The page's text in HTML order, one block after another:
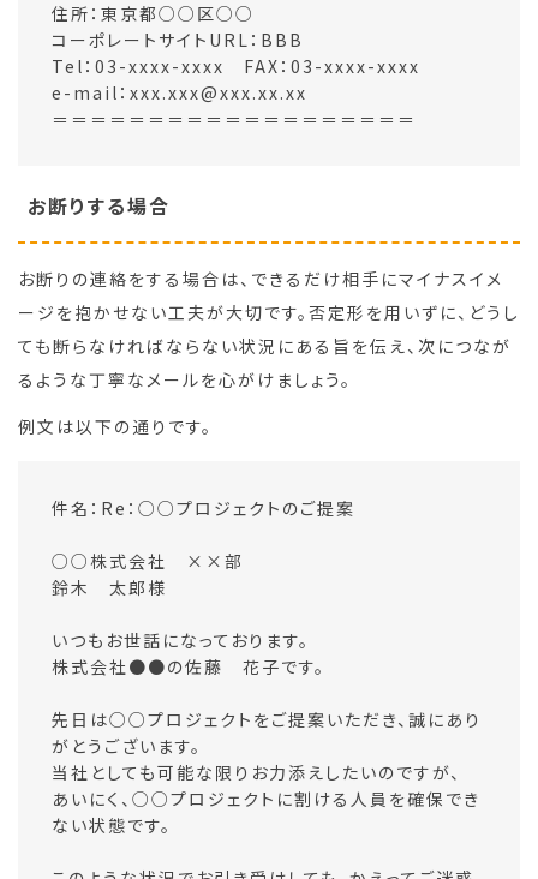
住所：東京都○○区○○
コーポレートサイトURL：BBB
Tel：03-xxxx-xxxx FAX：03-xxxx-xxxx
e-mail：xxx.xxx@xxx.xx.xx
＝＝＝＝＝＝＝＝＝＝＝＝＝＝＝＝＝＝＝
お断りする場合
お断りの連絡をする場合は、できるだけ相手にマイナスイメ
ージを抱かせない工夫が大切です。否定形を用いずに、どうし
ても断らなければならない状況にある旨を伝え、次につなが
るような丁寧なメールを心がけましょう。
例文は以下の通りです。
件名：Re：○○プロジェクトのご提案
○○株式会社 ××部
鈴木 太郎様
いつもお世話になっております。
株式会社●●の佐藤 花子です。
先日は○○プロジェクトをご提案いただき、誠にあり
がとうございます。
当社としても可能な限りお力添えしたいのですが、
あいにく、○○プロジェクトに割ける人員を確保でき
ない状態です。